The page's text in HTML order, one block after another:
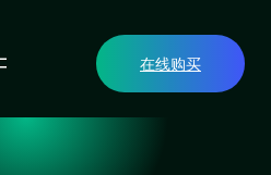
在线购买